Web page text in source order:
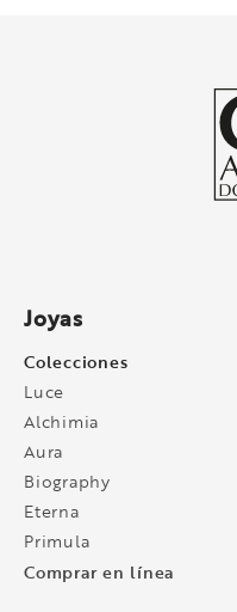
Joyas
Colecciones
Luce
Alchimia
Aura
Biography
Eterna
Primula
Comprar en línea